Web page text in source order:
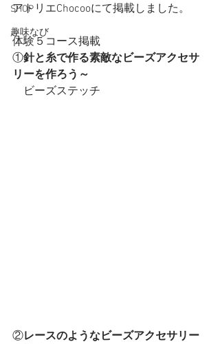
SHOP
趣味なび
アトリエChocooにて掲載しました。
体験５コース掲載
①針と糸で作る素敵なビーズアクセサ
リーを作ろう～
ビーズステッチ
②レースのようなビーズアクセサリー